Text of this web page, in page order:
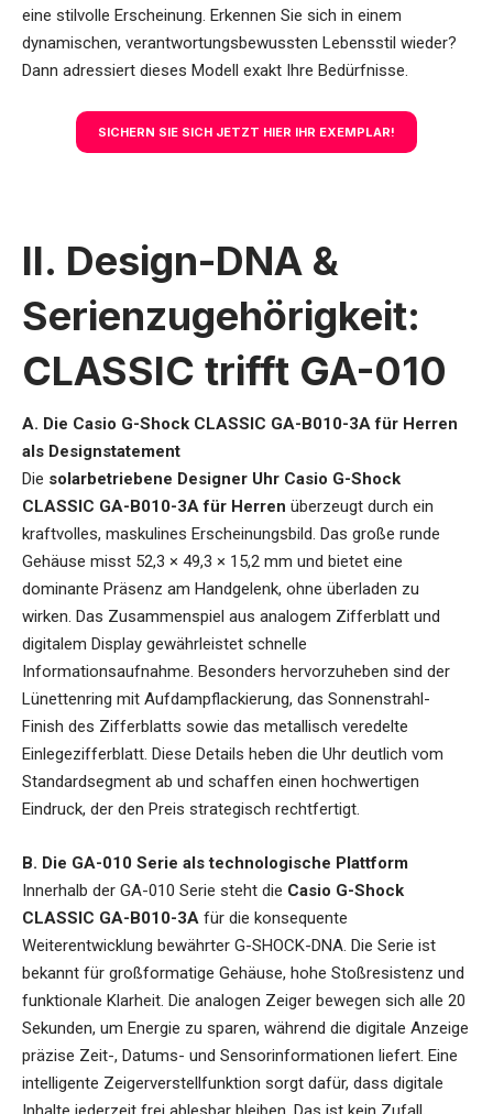
eine stilvolle Erscheinung. Erkennen Sie sich in einem
dynamischen, verantwortungsbewussten Lebensstil wieder?
Dann adressiert dieses Modell exakt Ihre Bedürfnisse.
SICHERN SIE SICH JETZT HIER IHR EXEMPLAR!
II. Design-DNA &
Serienzugehörigkeit:
CLASSIC trifft GA-010
A. Die Casio G-Shock CLASSIC GA-B010-3A für Herren
als Designstatement
Die solarbetriebene Designer Uhr Casio G-Shock
CLASSIC GA-B010-3A für Herren überzeugt durch ein
kraftvolles, maskulines Erscheinungsbild. Das große runde
Gehäuse misst 52,3 × 49,3 × 15,2 mm und bietet eine
dominante Präsenz am Handgelenk, ohne überladen zu
wirken. Das Zusammenspiel aus analogem Zifferblatt und
digitalem Display gewährleistet schnelle
Informationsaufnahme. Besonders hervorzuheben sind der
Lünettenring mit Aufdampflackierung, das Sonnenstrahl-
Finish des Zifferblatts sowie das metallisch veredelte
Einlegezifferblatt. Diese Details heben die Uhr deutlich vom
Standardsegment ab und schaffen einen hochwertigen
Eindruck, der den Preis strategisch rechtfertigt.
B. Die GA-010 Serie als technologische Plattform
Innerhalb der GA-010 Serie steht die Casio G-Shock
CLASSIC GA-B010-3A für die konsequente
Weiterentwicklung bewährter G-SHOCK-DNA. Die Serie ist
bekannt für großformatige Gehäuse, hohe Stoßresistenz und
funktionale Klarheit. Die analogen Zeiger bewegen sich alle 20
Sekunden, um Energie zu sparen, während die digitale Anzeige
präzise Zeit-, Datums- und Sensorinformationen liefert. Eine
intelligente Zeigerverstellfunktion sorgt dafür, dass digitale